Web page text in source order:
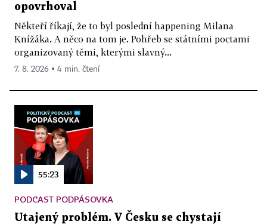
opovrhoval
Někteří říkají, že to byl poslední happening Milana
Knížáka. A něco na tom je. Pohřeb se státními poctami
organizovaný těmi, kterými slavný...
7. 8. 2026 ▪ 4 min. čtení
55:23
PODCAST PODPÁSOVKA
Utajený problém. V Česku se chystají